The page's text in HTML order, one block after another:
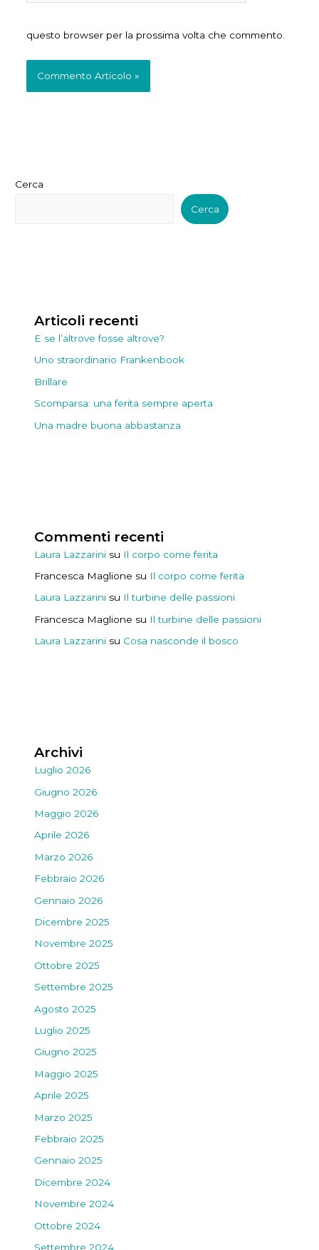
questo browser per la prossima volta che commento.
Cerca
Cerca
Articoli recenti
E se l’altrove fosse altrove?
Uno straordinario Frankenbook
Brillare
Scomparsa: una ferita sempre aperta
Una madre buona abbastanza
Commenti recenti
Laura Lazzarini su Il corpo come ferita
Francesca Maglione su Il corpo come ferita
Laura Lazzarini su Il turbine delle passioni
Francesca Maglione su Il turbine delle passioni
Laura Lazzarini su Cosa nasconde il bosco
Archivi
Luglio 2026
Giugno 2026
Maggio 2026
Aprile 2026
Marzo 2026
Febbraio 2026
Gennaio 2026
Dicembre 2025
Novembre 2025
Ottobre 2025
Settembre 2025
Agosto 2025
Luglio 2025
Giugno 2025
Maggio 2025
Aprile 2025
Marzo 2025
Febbraio 2025
Gennaio 2025
Dicembre 2024
Novembre 2024
Ottobre 2024
Settembre 2024